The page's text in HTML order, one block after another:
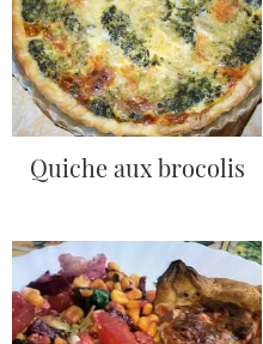
Quiche aux brocolis